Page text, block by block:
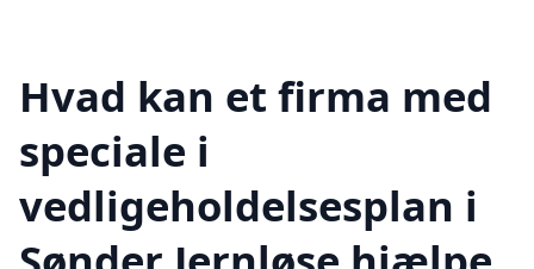
Hvad kan et firma med
speciale i
vedligeholdelsesplan i